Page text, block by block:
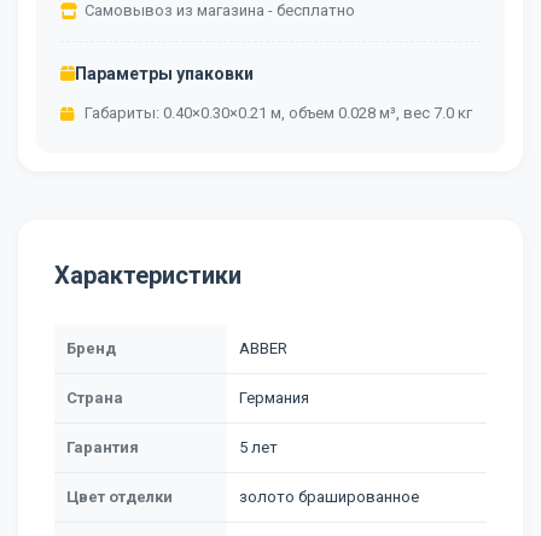
Самовывоз из магазина - бесплатно
Параметры упаковки
Габариты: 0.40×0.30×0.21 м, объем 0.028 м³, вес 7.0 кг
Характеристики
Бренд ABBER
Страна Германия
Гарантия 5 лет
Цвет отделки золото брашированное